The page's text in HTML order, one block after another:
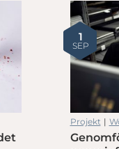
1
SEP
Projekt|
er första hållbarhetsrapport
första hållbarhetsrapport